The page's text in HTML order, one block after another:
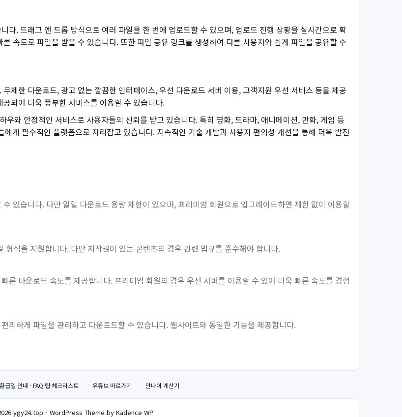
다. 드래그 앤 드롭 방식으로 여러 파일을 한 번에 업로드할 수 있으며, 업로드 진행 상황을 실시간으로 확
속도로 파일을 받을 수 있습니다. 또한 파일 공유 링크를 생성하여 다른 사용자와 쉽게 파일을 공유할 수
제한 다운로드, 광고 없는 깔끔한 인터페이스, 우선 다운로드 서버 이용, 고객지원 우선 서비스 등을 제공
되어 더욱 풍부한 서비스를 이용할 수 있습니다.
와 안정적인 서비스로 사용자들의 신뢰를 받고 있습니다. 특히 영화, 드라마, 애니메이션, 만화, 게임 등
게 필수적인 플랫폼으로 자리잡고 있습니다. 지속적인 기술 개발과 사용자 편의성 개선을 통해 더욱 발전
있습니다. 다만 일일 다운로드 용량 제한이 있으며, 프리미엄 회원으로 업그레이드하면 제한 없이 이용할
식을 지원합니다. 다만 저작권이 있는 콘텐츠의 경우 관련 법규를 준수해야 합니다.
른 다운로드 속도를 제공합니다. 프리미엄 회원의 경우 우선 서버를 이용할 수 있어 더욱 빠른 속도를 경험
리하게 파일을 관리하고 다운로드할 수 있습니다. 웹사이트와 동일한 기능을 제공합니다.
급일 안내 - FAQ·팁·체크리스트 유튜브 바로가기 만나이 계산기
ygy24.top - WordPress Theme by Kadence WP